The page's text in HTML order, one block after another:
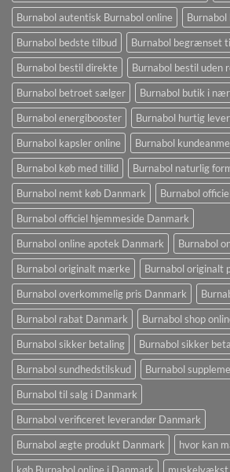
Burnabol autentisk Burnabol online
Burnabol bedste tilbud
Burnabol begrænset
Burnabol bestil direkte
Burnabol bestil uden
Burnabol betroet sælger
Burnabol butik i
Burnabol energibooster
Burnabol hurtig
Burnabol kapsler online
Burnabol
Burnabol køb med tillid
Burnabol naturlig
Burnabol nemt køb Danmark
Burnabol
Burnabol officiel hjemmeside Danmark
Burnabol online apotek Danmark
Burnabol
Burnabol originalt mærke
Burnabol originalt
Burnabol overkommelig pris Danmark
Burnabol rabat Danmark
Burnabol shop
Burnabol sikker betaling
Burnabol sikker
Burnabol sundhedstilskud
Burnabol
Burnabol til salg i Danmark
Burnabol verificeret leverandør Danmark
Burnabol ægte produkt Danmark
hvor kan